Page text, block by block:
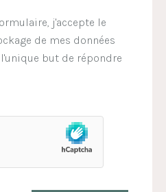
j'accepte le
de mes données
but de répondre